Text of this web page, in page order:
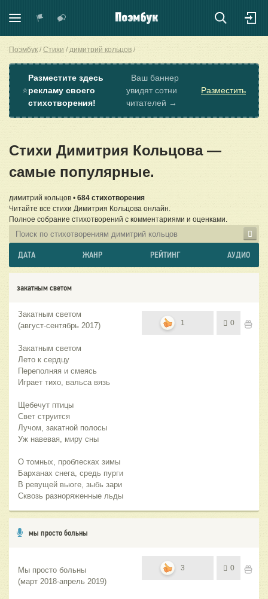
Поэмбук Стихи димитрий кольцов
⭐
Разместите здесь
рекламу своего
стихотворения!
Ваш баннер
увидят сотни
читателей →
Разместить
Стихи Димитрия Кольцова —
самые популярные.
димитрий кольцов • 684 стихотворения
Читайте все стихи Димитрия Кольцова онлайн.
Полное собрание стихотворений с комментариями и оценками.
ДАТА ЖАНР РЕЙТИНГ АУДИО
закатным светом
Закатным светом
(август-сентябрь 2017)
Закатным светом
Лето к сердцу
Переполняя и смеясь
Играет тихо, вальса вязь
Щебечут птицы
Свет струится
Лучом, закатной полосы
Уж навевая, миру сны
О томных, проблесках зимы
Барханах снега, средь пурги
В ревущей вьюге, зыбь зари
Сквозь разноряженные льды
1 0
мы просто больны
Мы просто больны
(март 2018-апрель 2019)
3 0